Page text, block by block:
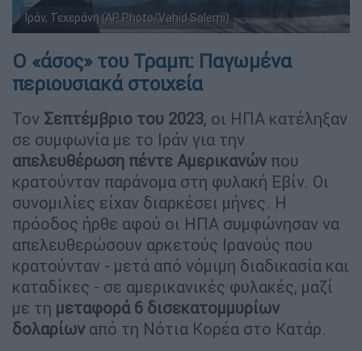
Ιράν, Τεχεράνη (AP Photo/Vahid Salemi)
Ο «άσος» του Τραμπ: Παγωμένα
περιουσιακά στοιχεία
Τον Σεπτέμβριο του 2023, οι ΗΠΑ κατέληξαν
σε συμφωνία με το Ιράν για την
απελευθέρωση πέντε Αμερικανών που
κρατούνταν παράνομα στη φυλακή Εβίν. Οι
συνομιλίες είχαν διαρκέσει μήνες. Η
πρόοδος ήρθε αφού οι ΗΠΑ συμφώνησαν να
απελευθερώσουν αρκετούς Ιρανούς που
κρατούνταν - μετά από νόμιμη διαδικασία και
καταδίκες - σε αμερικανικές φυλακές, μαζί
με τη μεταφορά 6 δισεκατομμυρίων
δολαρίων από τη Νότια Κορέα στο Κατάρ.